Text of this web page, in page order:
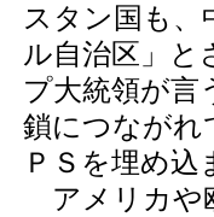
スタン国も
ル自治区」と
プ大統領が言
鎖につながれ
ＰＳを埋め
アメリカや